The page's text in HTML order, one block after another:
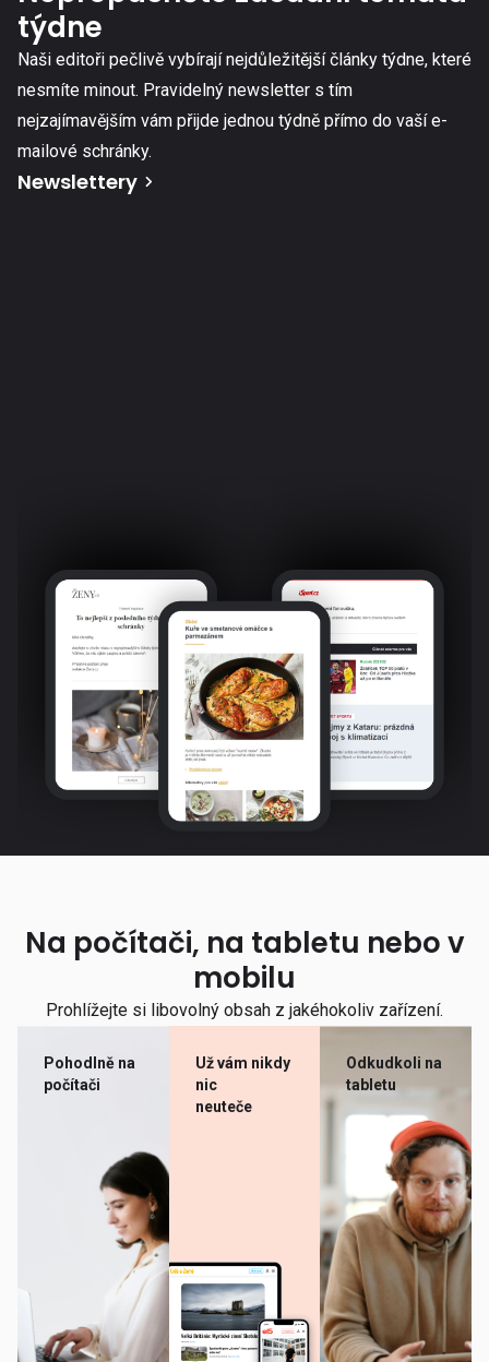
týdne
Naši editoři pečlivě vybírají nejdůležitější články týdne, které
nesmíte minout. Pravidelný newsletter s tím
nejzajímavějším vám přijde jednou týdně přímo do vaší e-
mailové schránky.
Newslettery
Na počítači, na tabletu nebo v
mobilu
Prohlížejte si libovolný obsah z jakéhokoliv zařízení.
Pohodlně na
počítači
Už vám nikdy
nic
neuteče
Odkudkoli na
tabletu